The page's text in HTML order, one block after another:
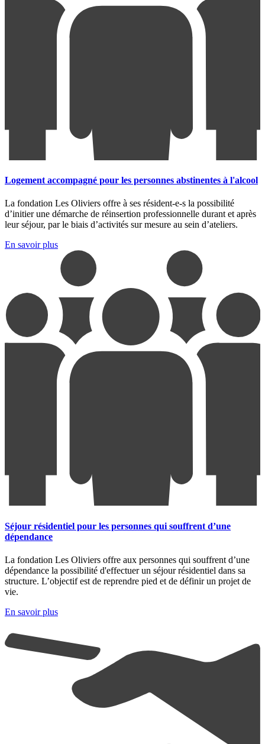
Logement accompagné pour les personnes abstinentes à l'alcool
La fondation Les Oliviers offre à ses résident-e-s la possibilité
d’initier une démarche de réinsertion professionnelle durant et après
leur séjour, par le biais d’activités sur mesure au sein d’ateliers.
En savoir plus
Séjour résidentiel pour les personnes qui souffrent d’une
dépendance
La fondation Les Oliviers offre aux personnes qui souffrent d’une
dépendance la possibilité d'effectuer un séjour résidentiel dans sa
structure. L’objectif est de reprendre pied et de définir un projet de
vie.
En savoir plus